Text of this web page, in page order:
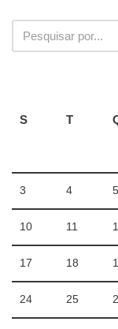
S
T
3 4 5
10 11
17 18
24 25